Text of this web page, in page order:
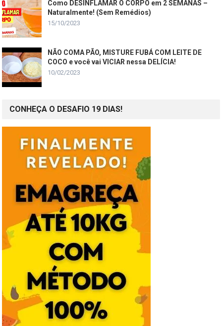
Como DESINFLAMAR O CORPO em 2 SEMANAS –
Naturalmente! (Sem Remédios)
15/10/2023
NÃO COMA PÃO, MISTURE FUBÁ COM LEITE DE
COCO e você vai VICIAR nessa DELÍCIA!
10/02/2023
CONHEÇA O DESAFIO 19 DIAS!